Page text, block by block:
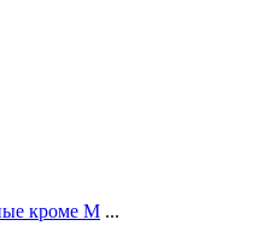
кроме М ...